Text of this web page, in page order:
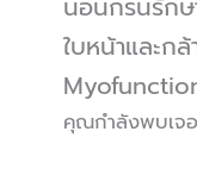
ใบหน้าและก
คุณกำลังพบเจ